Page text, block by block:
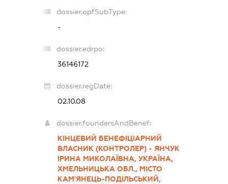
dossier.opfSubType:
-
dossier.edrpo:
36146172
dossier.regDate:
02.10.08
dossier.foundersAndBenef:
КІНЦЕВИЙ БЕНЕФІЦІАРНИЙ
ВЛАСНИК (КОНТРОЛЕР) - ЯНЧУК
ІРИНА МИКОЛАЇВНА, УКРАЇНА,
ХМЕЛЬНИЦЬКА ОБЛ., МІСТО
КАМ'ЯНЕЦЬ-ПОДІЛЬСЬКИЙ,